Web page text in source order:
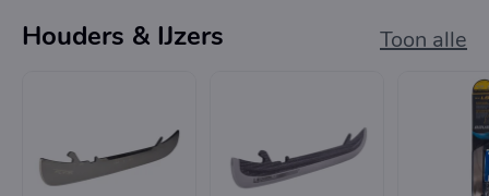
Houders & IJzers Toon alle